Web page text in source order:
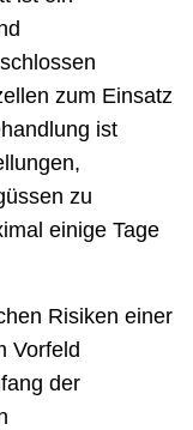
zum Einsatz
ist
zu
einige Tage
Risiken einer
Vorfeld
der